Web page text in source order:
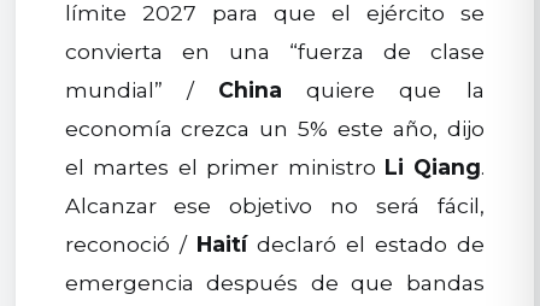
límite 2027 para que el ejército se
convierta en una “fuerza de clase
mundial” / China quiere que la
economía crezca un 5% este año, dijo
el martes el primer ministro Li Qiang.
Alcanzar ese objetivo no será fácil,
reconoció / Haitídeclaró el estado de
emergencia después de que bandas